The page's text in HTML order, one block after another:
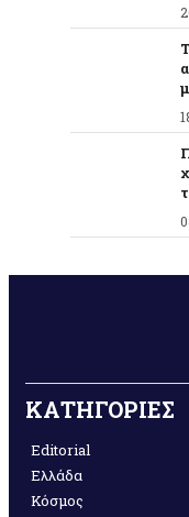
ΚΑΤΗΓΟΡΙΕΣ
Editorial
Ελλάδα
Κόσμος